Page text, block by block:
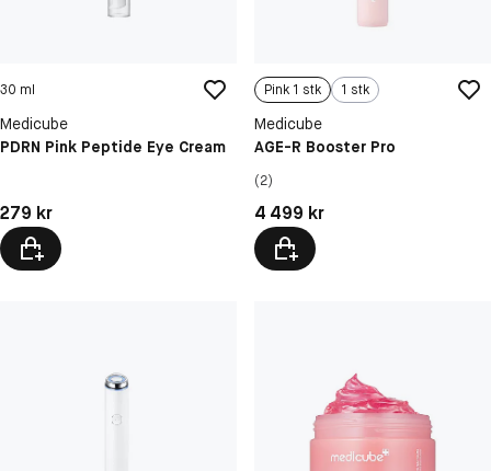
30 ml
Medicube
PDRN Pink Peptide Eye Cream
Pris: 279 kr
279 kr
Pink 1 stk 1 stk
Medicube
AGE-R Booster Pro
(2)
Pris: 4 499 kr
4 499 kr